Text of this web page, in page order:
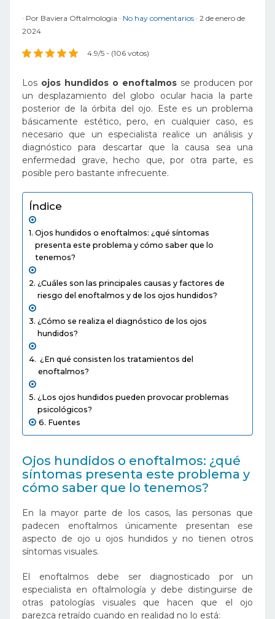
Por Baviera Oftalmologia No hay comentarios 2 de enero de
2024
4.9/5 - (106 votos)
Los ojos hundidos o enoftalmos se producen por
un desplazamiento del globo ocular hacia la parte
posterior de la órbita del ojo. Este es un problema
básicamente estético, pero, en cualquier caso, es
necesario que un especialista realice un análisis y
diagnóstico para descartar que la causa sea una
enfermedad grave, hecho que, por otra parte, es
posible pero bastante infrecuente.
Índice
Ojos hundidos o enoftalmos: ¿qué síntomas
presenta este problema y cómo saber que lo
tenemos?
¿Cuáles son las principales causas y factores de
riesgo del enoftalmos y de los ojos hundidos?
¿Cómo se realiza el diagnóstico de los ojos
hundidos?
¿En qué consisten los tratamientos del
enoftalmos?
¿Los ojos hundidos pueden provocar problemas
psicológicos?
Fuentes
Ojos hundidos o enoftalmos: ¿qué
síntomas presenta este problema y
cómo saber que lo tenemos?
En la mayor parte de los casos, las personas que
padecen enoftalmos únicamente presentan ese
aspecto de ojo u ojos hundidos y no tienen otros
síntomas visuales.
El enoftalmos debe ser diagnosticado por un
especialista en oftalmología y debe distinguirse de
otras patologías visuales que hacen que el ojo
parezca retraído cuando en realidad no lo está: